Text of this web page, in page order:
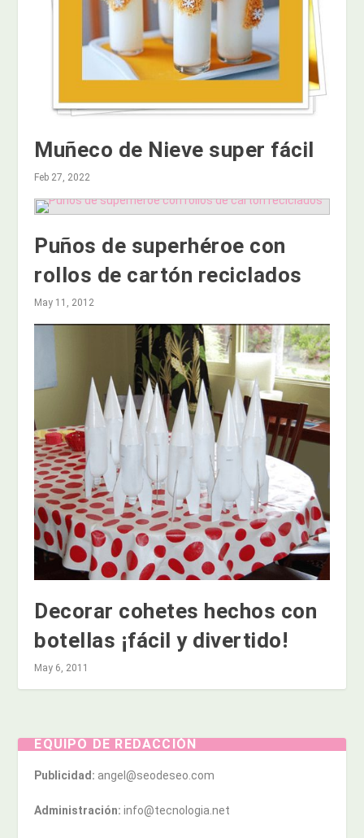
Muñeco de Nieve super fácil
Feb 27, 2022
Puños de superhéroe con
rollos de cartón reciclados
May 11, 2012
Decorar cohetes hechos con
botellas ¡fácil y divertido!
May 6, 2011
EQUIPO DE REDACCIÓN
Publicidad: angel@seodeseo.com
Administración: info@tecnologia.net